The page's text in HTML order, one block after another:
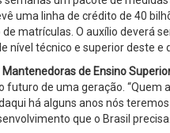
uma linha de crédito de 40
matrículas. O auxílio deverá
nível técnico e superior deste e
de Ensino
de uma geração. “Quem
há alguns anos nós teremos
que o Brasil